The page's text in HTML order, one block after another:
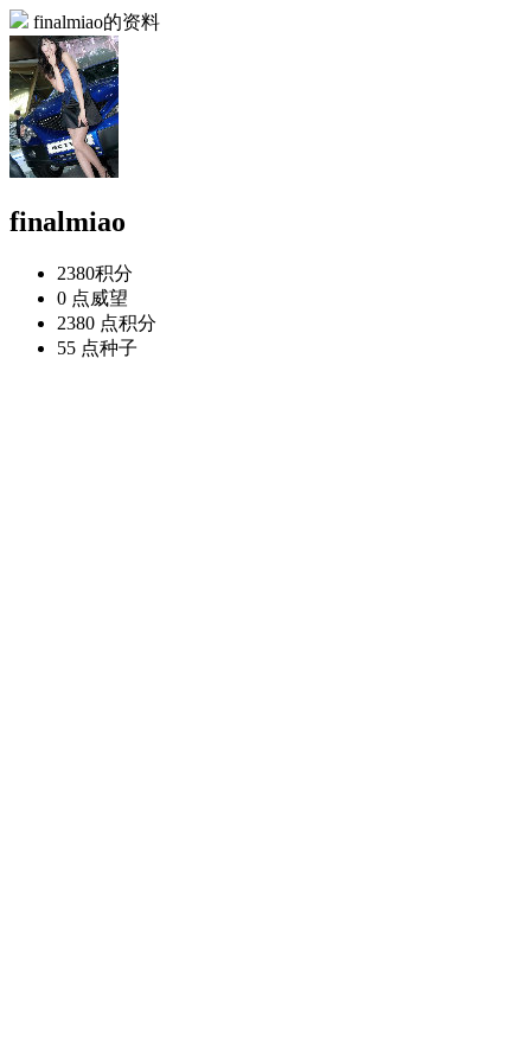
finalmiao的资料
finalmiao
2380积分
0 点威望
2380 点积分
55 点种子